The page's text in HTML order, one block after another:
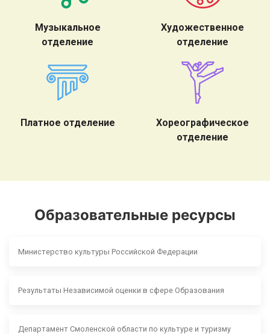
Музыкальное
отделение
Художественное
отделение
Платное отделение
Хореографическое
отделение
Образовательные ресурсы
Министерство культуры Российской Федерации
Результаты Независимой оценки в сфере Образования
Департамент Смоленской области по культуре и туризму